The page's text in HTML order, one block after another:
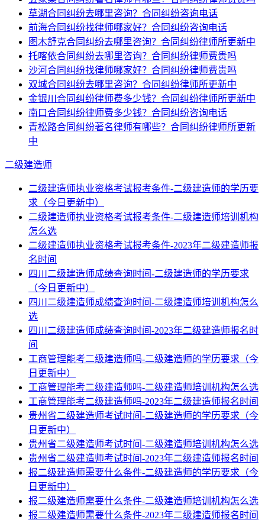
草湖合同纠纷去哪里咨询？合同纠纷咨询电话
前海合同纠纷找律师哪家好？合同纠纷咨询电话
图木舒克合同纠纷去哪里咨询？合同纠纷律师所更新中
托喀依合同纠纷去哪里咨询？合同纠纷律师费贵吗
沙河合同纠纷找律师哪家好？合同纠纷律师费贵吗
双城合同纠纷去哪里咨询？合同纠纷律师所更新中
金银川合同纠纷律师费多少钱？合同纠纷律师所更新中
南口合同纠纷律师费多少钱？合同纠纷咨询电话
青松路合同纠纷著名律师有哪些？合同纠纷律师所更新
中
二级建造师
二级建造师执业资格考试报考条件-二级建造师的学历要
求（今日更新中）
二级建造师执业资格考试报考条件-二级建造师培训机构
怎么选
二级建造师执业资格考试报考条件-2023年二级建造师报
名时间
四川二级建造师成绩查询时间-二级建造师的学历要求
（今日更新中）
四川二级建造师成绩查询时间-二级建造师培训机构怎么
选
四川二级建造师成绩查询时间-2023年二级建造师报名时
间
工商管理能考二级建造师吗-二级建造师的学历要求（今
日更新中）
工商管理能考二级建造师吗-二级建造师培训机构怎么选
工商管理能考二级建造师吗-2023年二级建造师报名时间
贵州省二级建造师考试时间-二级建造师的学历要求（今
日更新中）
贵州省二级建造师考试时间-二级建造师培训机构怎么选
贵州省二级建造师考试时间-2023年二级建造师报名时间
报二级建造师需要什么条件-二级建造师的学历要求（今
日更新中）
报二级建造师需要什么条件-二级建造师培训机构怎么选
报二级建造师需要什么条件-2023年二级建造师报名时间